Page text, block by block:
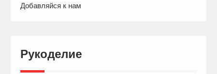
Добавляйся к нам
Рукоделие